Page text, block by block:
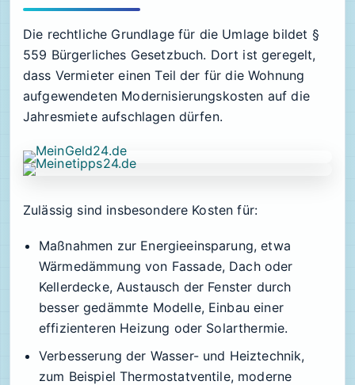
Die rechtliche Grundlage für die Umlage bildet §
559 Bürgerliches Gesetzbuch. Dort ist geregelt,
dass Vermieter einen Teil der für die Wohnung
aufgewendeten Modernisierungskosten auf die
Jahresmiete aufschlagen dürfen.
Zulässig sind insbesondere Kosten für:
Maßnahmen zur Energieeinsparung, etwa
Wärmedämmung von Fassade, Dach oder
Kellerdecke, Austausch der Fenster durch
besser gedämmte Modelle, Einbau einer
effizienteren Heizung oder Solarthermie.
Verbesserung der Wasser- und Heiztechnik,
zum Beispiel Thermostatventile, moderne